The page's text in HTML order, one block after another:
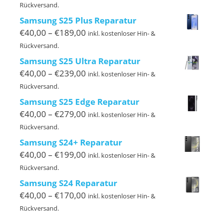
bis
€169,00
Rückversand.
Samsung S25 Plus Reparatur
€40,00 – €189,00 Preisspanne:
bis
€189,00
inkl. kostenloser Hin- &
Rückversand.
Samsung S25 Ultra Reparatur
€40,00 – €239,00 Preisspanne:
€239,00
inkl. kostenloser Hin- &
Rückversand.
Samsung S25 Edge Reparatur
€40,00 – €279,00 Preisspanne:
€279,00
inkl. kostenloser Hin- &
Rückversand.
Samsung S24+ Reparatur
€40,00 – €199,00 Preisspanne:
€199,00
inkl. kostenloser Hin- &
Rückversand.
Samsung S24 Reparatur
€40,00 – €170,00 Preisspanne:
inkl. kostenloser Hin- &
Rückversand.